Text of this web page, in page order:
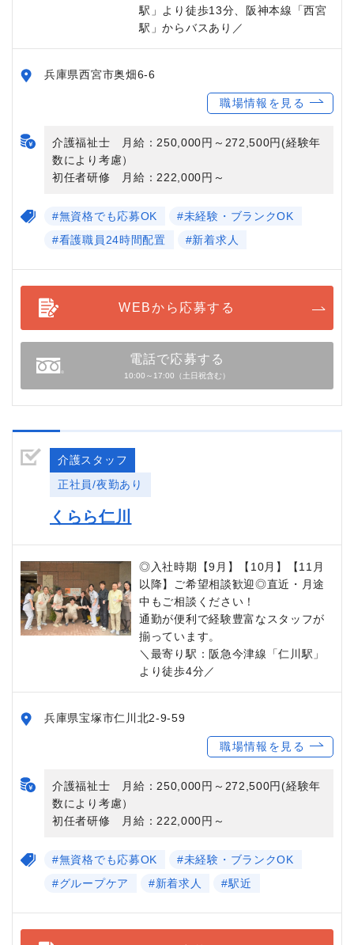
駅」より徒歩13分、阪神本線「西宮
駅」からバスあり／
兵庫県西宮市奥畑6-6
職場情報を見る
介護福祉士 月給：250,000円～272,500円(経験年
数により考慮）
初任者研修 月給：222,000円～
#無資格でも応募OK
#未経験・ブランクOK
#看護職員24時間配置
#新着求人
WEBから応募する
電話で応募する
10:00～17:00（土日祝含む）
介護スタッフ
正社員/夜勤あり
くらら仁川
◎入社時期【9月】【10月】【11月
以降】ご希望相談歓迎◎直近・月途
中もご相談ください！
通勤が便利で経験豊富なスタッフが
揃っています。
＼最寄り駅：阪急今津線「仁川駅」
より徒歩4分／
兵庫県宝塚市仁川北2-9-59
職場情報を見る
介護福祉士 月給：250,000円～272,500円(経験年
数により考慮）
初任者研修 月給：222,000円～
#無資格でも応募OK
#未経験・ブランクOK
#グループケア
#新着求人 #駅近